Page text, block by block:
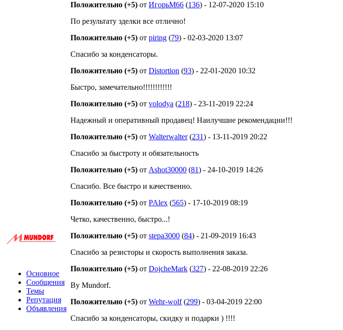
Основное
Сообщения
Темы
Репутация
Объявления
Положительно (+5) от ИгорьМ66 (136) - 12-07-2020 15:10
По результату зделки все отлично!
Положительно (+5) от piring (79) - 02-03-2020 13:07
Спасибо за конденсаторы.
Положительно (+5) от Distortion (93) - 22-01-2020 10:32
Быстро, замечательно!!!!!!!!!!!!
Положительно (+5) от volodya (218) - 23-11-2019 22:24
Надежный и оперативный продавец! Наилучшие рекомендации!!!
Положительно (+5) от Walterwalter(231) - 13-11-2019 20:22
Спасибо за быстроту и обязательность
Положительно (+5) от Ashot30000 (81) - 24-10-2019 14:26
Спасибо. Все быстро и качественно.
Положительно (+5) от PAlex (565) - 17-10-2019 08:19
Четко, качественно, быстро...!
Положительно (+5) от stepa3000 (84) - 21-09-2019 16:43
Спасибо за резисторы и скорость выполнения заказа.
Положительно (+5) от DojcheMark (327) - 22-08-2019 22:26
By Mundorf.
Положительно (+5) от Wehr-wolf(299) - 03-04-2019 22:00
Спасибо за конденсаторы, скидку и подарки ) !!!!